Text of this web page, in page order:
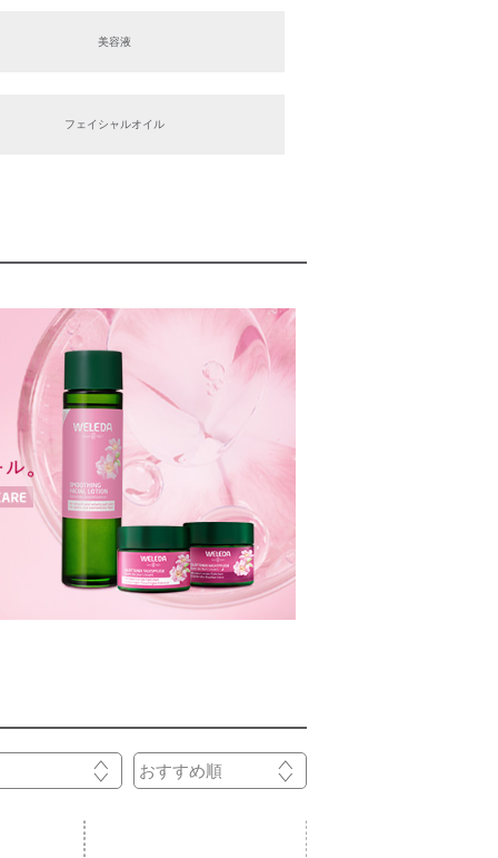
美容液
フェイシャルオイル